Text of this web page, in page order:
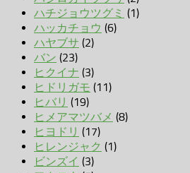
ハチジョウツグミ (1)
ハッカチョウ (6)
ハヤブサ (2)
バン (23)
ヒクイナ (3)
ヒドリガモ (11)
ヒバリ (19)
ヒメアマツバメ (8)
ヒヨドリ (17)
ヒレンジャク (1)
ビンズイ (3)